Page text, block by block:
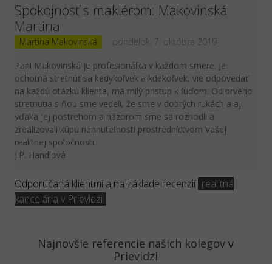
Spokojnosť s maklérom: Makovinská
Martina
Martina Makovinská pondelok, 7. októbra 2019
Pani Makovinská je profesionálka v každom smere. Je
ochotná stretnúť sa kedykoľvek a kdekoľvek, vie odpovedať
na každú otázku klienta, má milý prístup k ľuďom. Od prvého
stretnutia s ňou sme vedeli, že sme v dobrých rukách a aj
vďaka jej postrehom a názorom sme sa rozhodli a
zrealizovali kúpu nehnuteľnosti prostredníctvom Vašej
realitnej spoločnosti.
J.P. Handlová
Odporúčaná klientmi a na základe recenzií realitná
kancelária v Prievidzi
Najnovšie referencie našich kolegov v
Prievidzi